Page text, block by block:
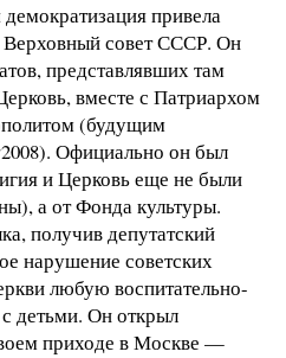
привела
совет СССР. Он
представлявших там
вместе с Патриархом
(будущим
Официально он был
и Церковь еще не были
а от Фонда культуры.
получив депутатский
нарушение советских
любую воспитательно-
детьми. Он открыл
приходе в Москве —